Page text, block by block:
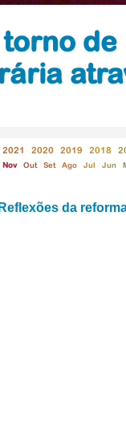
2021 2020 2019 2018
Nov Out Set Ago Jul Jun
da